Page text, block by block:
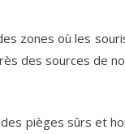
zones où les
des sources de
pièges sûrs et